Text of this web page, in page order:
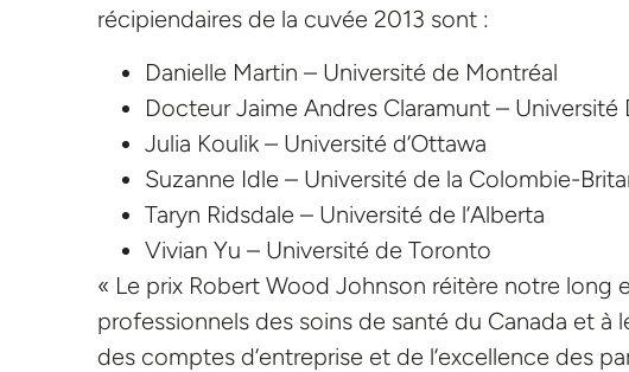
récipiendaires de la cuvée 2013 sont :
Danielle Martin – Université de Montréal
Docteur Jaime Andres Claramunt – Université
Julia Koulik – Université d’Ottawa
Suzanne Idle – Université de la Colombie-
Taryn Ridsdale – Université de l’Alberta
Vivian Yu – Université de Toronto
« Le prix Robert Wood Johnson réitère notre long
professionnels des soins de santé du Canada et
des comptes d’entreprise et de l’excellence des